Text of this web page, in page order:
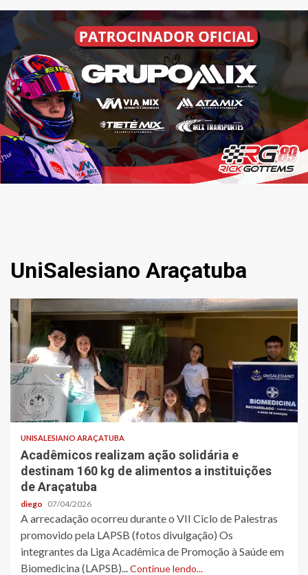
UniSalesiano Araçatuba
UNISALESIANO ARAÇATUBA
Acadêmicos realizam ação solidária e
destinam 160 kg de alimentos a instituições
de Araçatuba
diego 07/04/2026
A arrecadação ocorreu durante o VII Ciclo de Palestras
promovido pela LAPSB (fotos divulgação) Os
integrantes da Liga Acadêmica de Promoção à Saúde em
Biomedicina (LAPSB)...Continue lendo...